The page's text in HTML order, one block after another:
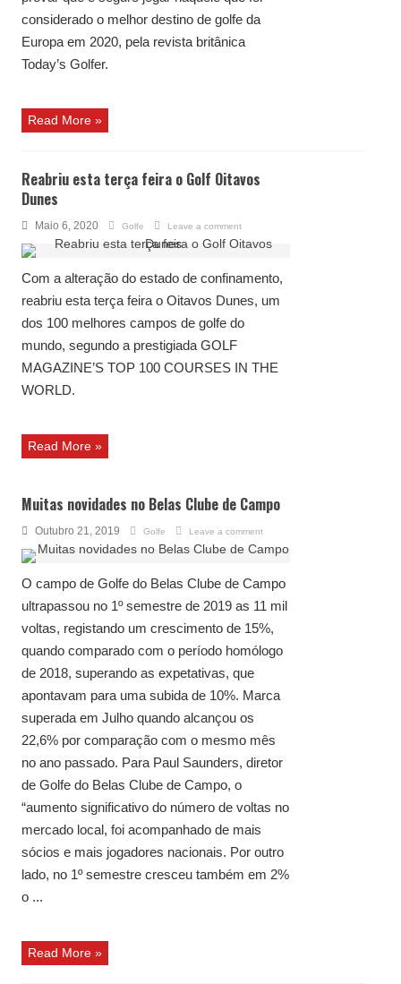
considerado o melhor destino de golfe da
Europa em 2020, pela revista britânica
Today’s Golfer.
Read More »
Reabriu esta terça feira o Golf Oitavos
Dunes
Maio 6, 2020 Golfe Leave a comment
Com a alteração do estado de confinamento,
reabriu esta terça feira o Oitavos Dunes, um
dos 100 melhores campos de golfe do
mundo, segundo a prestigiada GOLF
MAGAZINE’S TOP 100 COURSES IN THE
WORLD.
Read More »
Muitas novidades no Belas Clube de Campo
Outubro 21, 2019 Golfe Leave a comment
O campo de Golfe do Belas Clube de Campo
ultrapassou no 1º semestre de 2019 as 11 mil
voltas, registando um crescimento de 15%,
quando comparado com o período homólogo
de 2018, superando as expetativas, que
apontavam para uma subida de 10%. Marca
superada em Julho quando alcançou os
22,6% por comparação com o mesmo mês
no ano passado. Para Paul Saunders, diretor
de Golfe do Belas Clube de Campo, o
“aumento significativo do número de voltas no
mercado local, foi acompanhado de mais
sócios e mais jogadores nacionais. Por outro
lado, no 1º semestre cresceu também em 2%
o ...
Read More »